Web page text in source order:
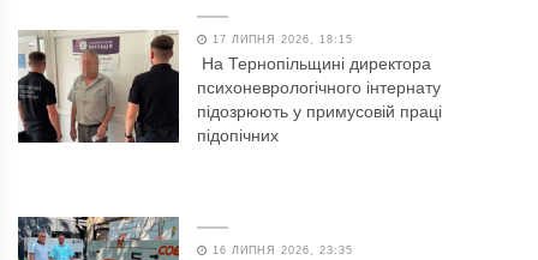
17 ЛИПНЯ 2026, 18:15
На Тернопільщині директора
психоневрологічного інтернату
підозрюють у примусовій праці
підопічних
16 ЛИПНЯ 2026, 23:35